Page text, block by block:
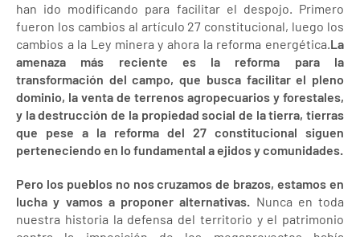
han ido modificando para facilitar el despojo. Primero
fueron los cambios al artículo 27 constitucional, luego los
cambios a la Ley minera y ahora la reforma energética.La
amenaza más reciente es la reforma para la
transformación del campo, que busca facilitar el pleno
dominio, la venta de terrenos agropecuarios y forestales,
y la destrucción de la propiedad social de la tierra, tierras
que pese a la reforma del 27 constitucional siguen
perteneciendo en lo fundamental a ejidos y comunidades.
Pero los pueblos no nos cruzamos de brazos, estamos en
lucha y vamos a proponer alternativas. Nunca en toda
nuestra historia la defensa del territorio y el patrimonio